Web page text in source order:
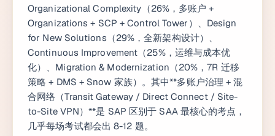
Organizational Complexity（26%，多账户 +
Organizations + SCP + Control Tower）、Design
for New Solutions（29%，全新架构设计）、
Continuous Improvement（25%，运维与成本优
化）、Migration & Modernization（20%，7R 迁移
策略 + DMS + Snow 家族）。其中**多账户治理 + 混
合网络（Transit Gateway / Direct Connect / Site-
to-Site VPN）**是 SAP 区别于 SAA 最核心的考点，
几乎每场考试都会出 8-12 题。